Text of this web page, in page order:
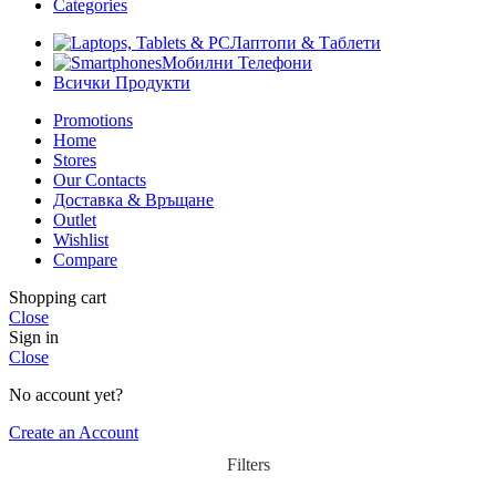
Categories
Лаптопи & Таблети
Мобилни Телефони
Всички Продукти
Promotions
Home
Stores
Our Contacts
Доставка & Връщане
Outlet
Wishlist
Compare
Shopping cart
Close
Sign in
Close
No account yet?
Create an Account
Filters